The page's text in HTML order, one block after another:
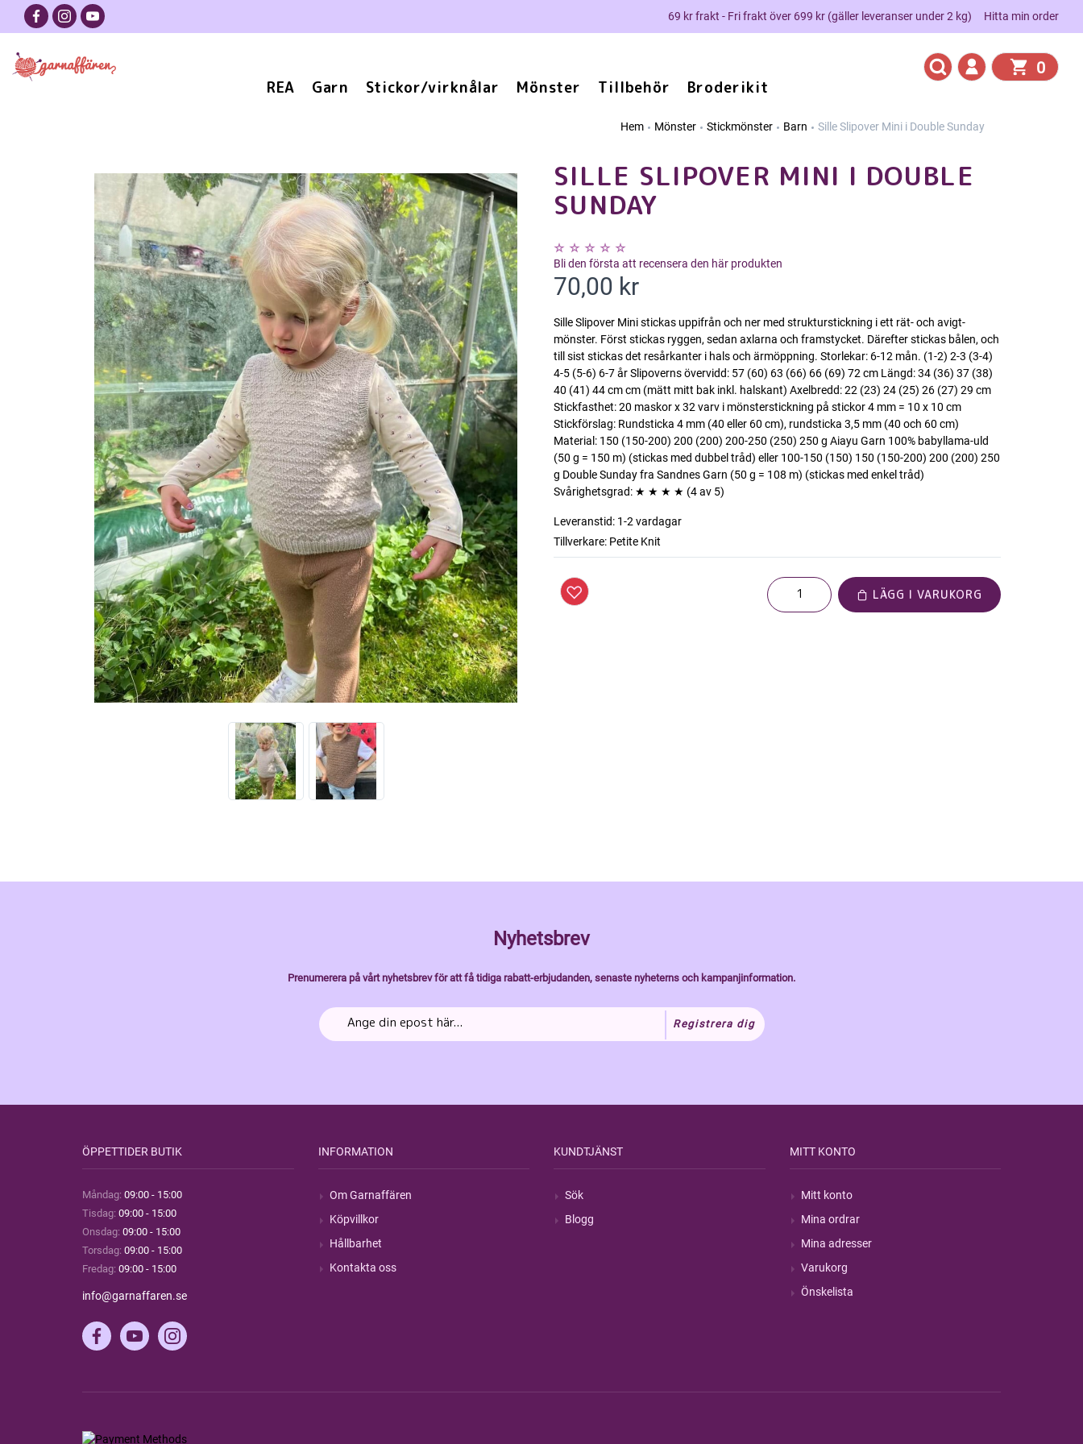
69 kr frakt - Fri frakt över 699 kr (gäller leveranser under 2 kg) Hitta min order
REA Garn Stickor/virknålar Mönster Tillbehör Broderikit
0
Hem Mönster Stickmönster Barn Sille Slipover Mini i Double Sunday
SILLE SLIPOVER MINI I DOUBLE
SUNDAY
Bli den första att recensera den här produkten
70,00 kr
Sille Slipover Mini stickas uppifrån och ner med strukturstickning i ett rät- och avigt-
mönster. Först stickas ryggen, sedan axlarna och framstycket. Därefter stickas bålen, och
till sist stickas det resårkanter i hals och ärmöppning. Storlekar: 6-12 mån. (1-2) 2-3 (3-4)
4-5 (5-6) 6-7 år Slipoverns övervidd: 57 (60) 63 (66) 66 (69) 72 cm Längd: 34 (36) 37 (38)
40 (41) 44 cm cm (mätt mitt bak inkl. halskant) Axelbredd: 22 (23) 24 (25) 26 (27) 29 cm
Stickfasthet: 20 maskor x 32 varv i mönsterstickning på stickor 4 mm = 10 x 10 cm
Stickförslag: Rundsticka 4 mm (40 eller 60 cm), rundsticka 3,5 mm (40 och 60 cm)
Material: 150 (150-200) 200 (200) 200-250 (250) 250 g Aiayu Garn 100% babyllama-uld
(50 g = 150 m) (stickas med dubbel tråd) eller 100-150 (150) 150 (150-200) 200 (200) 250
g Double Sunday fra Sandnes Garn (50 g = 108 m) (stickas med enkel tråd)
Svårighetsgrad: ★ ★ ★ ★ (4 av 5)
Leveranstid: 1-2 vardagar
Tillverkare: Petite Knit
LÄGG I VARUKORG
Nyhetsbrev
Prenumerera på vårt nyhetsbrev för att få tidiga rabatt-erbjudanden, senaste nyheterns och kampanjinformation.
Registrera dig
ÖPPETTIDER BUTIK
Måndag: 09:00 - 15:00
Tisdag: 09:00 - 15:00
Onsdag: 09:00 - 15:00
Torsdag: 09:00 - 15:00
Fredag: 09:00 - 15:00
info@garnaffaren.se
INFORMATION
Om Garnaffären
Köpvillkor
Hållbarhet
Kontakta oss
KUNDTJÄNST
Sök
Blogg
MITT KONTO
Mitt konto
Mina ordrar
Mina adresser
Varukorg
Önskelista